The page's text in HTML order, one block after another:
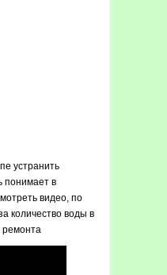
устранить
понимает в
видео, по
количество воды в
ремонта